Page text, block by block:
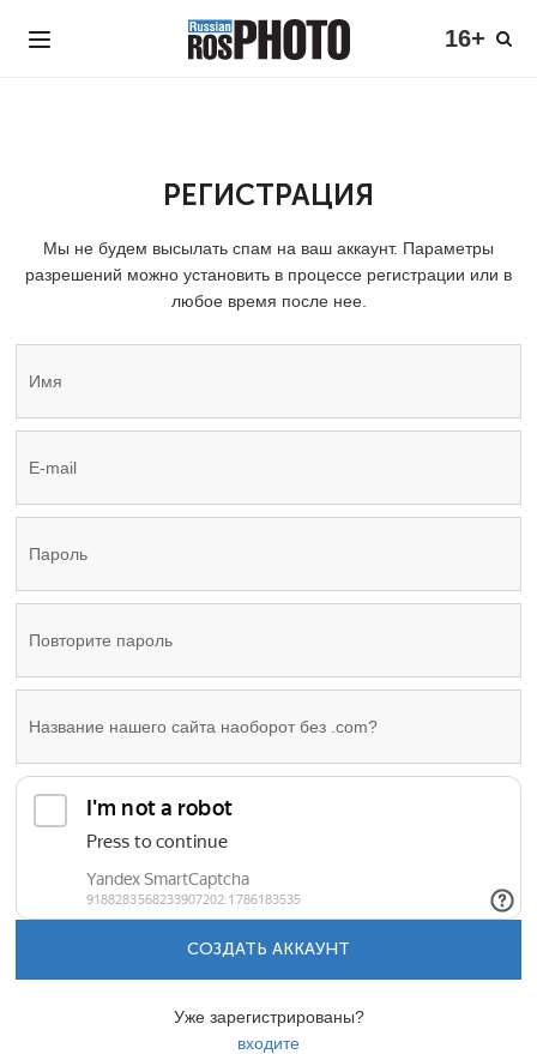
16+
РЕГИСТРАЦИЯ
Мы не будем высылать спам на ваш аккаунт. Параметры
разрешений можно установить в процессе регистрации или в
любое время после нее.
СОЗДАТЬ АККАУНТ
Уже зарегистрированы?
входите